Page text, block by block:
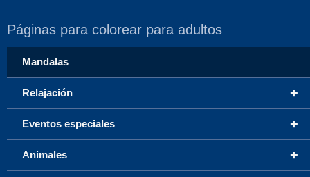
Páginas para colorear para adultos
Mandalas
+
Relajación
+
Eventos especiales
+
Animales